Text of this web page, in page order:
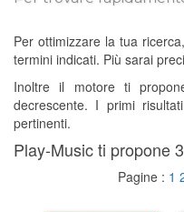
Per ottimizzare la tua
termini indicati. Più sarai
Inoltre il motore ti
decrescente. I primi
pertinenti.
Play-Music ti propone
Pagine : 1